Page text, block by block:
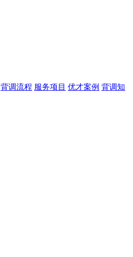
背调流程 服务项目 优才案例 背调知